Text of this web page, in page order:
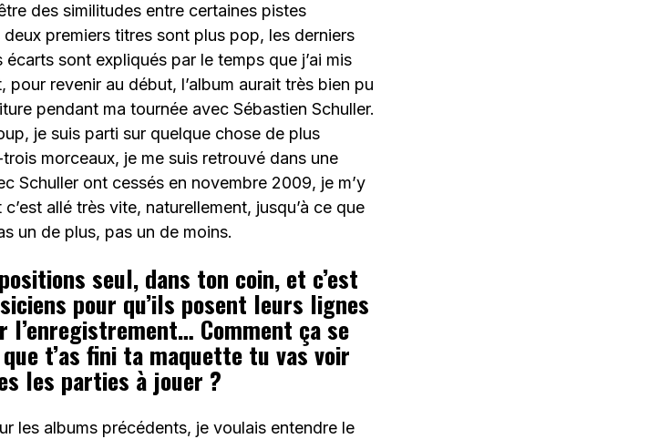
des similitudes entre certaines pistes
premiers titres sont plus pop, les derniers
sont expliqués par le temps que j’ai mis
revenir au début, l’album aurait très bien pu
pendant ma tournée avec Sébastien Schuller.
je suis parti sur quelque chose de plus
morceaux, je me suis retrouvé dans une
Schuller ont cessés en novembre 2009, je m’y
allé très vite, naturellement, jusqu’à ce que
un de plus, pas un de moins.
seul, dans ton coin, et c’est
pour qu’ils posent leurs lignes
Comment ça se
t’as fini ta maquette tu vas voir
les parties à jouer ?
les albums précédents, je voulais entendre le